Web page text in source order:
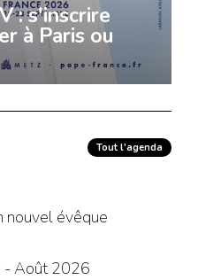
: s'inscrire
à Paris ou
Tout l'agenda
nouvel évêque
- Août 2026